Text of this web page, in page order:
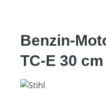
Benzin-
TC-E 30